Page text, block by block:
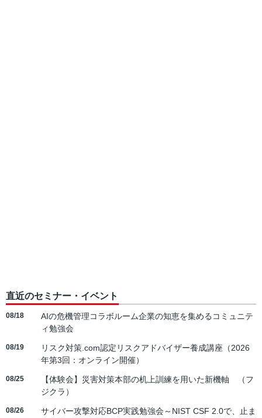
直近のセミナー・イベント
08/18
AIの危機管理コラボルーム企業の知恵を集めるコミュニテ
ィ勉強会
08/19
リスク対策.com認定リスクアドバイザー養成講座（2026
年第3回：オンライン開催）
08/25
【体験会】災害対策本部の机上訓練を用いた新機軸 （フ
ジクラ）
08/26
サイバー攻撃対応BCP実践勉強会～NIST CSF 2.0で、止ま